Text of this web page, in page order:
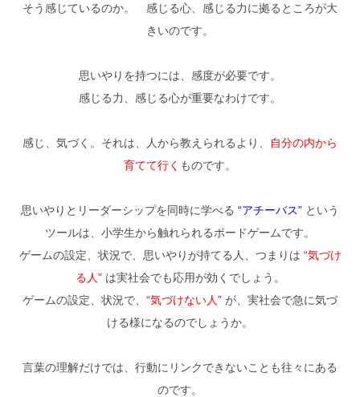
そう感じているのか。 感じる心、感じる力に拠るところが大
きいのです。
思いやりを持つには、感度が必要です。
感じる力、感じる心が重要なわけです。
感じ、気づく。それは、人から教えられるより、
自分の内から
育てて行く ものです。
思いやりとリーダーシップを同時に学べる “アチーバス” という
ツールは、小学生から触れられるボードゲームです。
ゲームの設定、状況で、思いやりが持てる人、つまりは “気づけ
る人”は実社会でも応用が効くでしょう。
ゲームの設定、状況で、 “気づけない人” が、実社会で急に気づ
ける様になるのでしょうか。
言葉の理解だけでは、行動にリンクできないことも往々にある
のです。